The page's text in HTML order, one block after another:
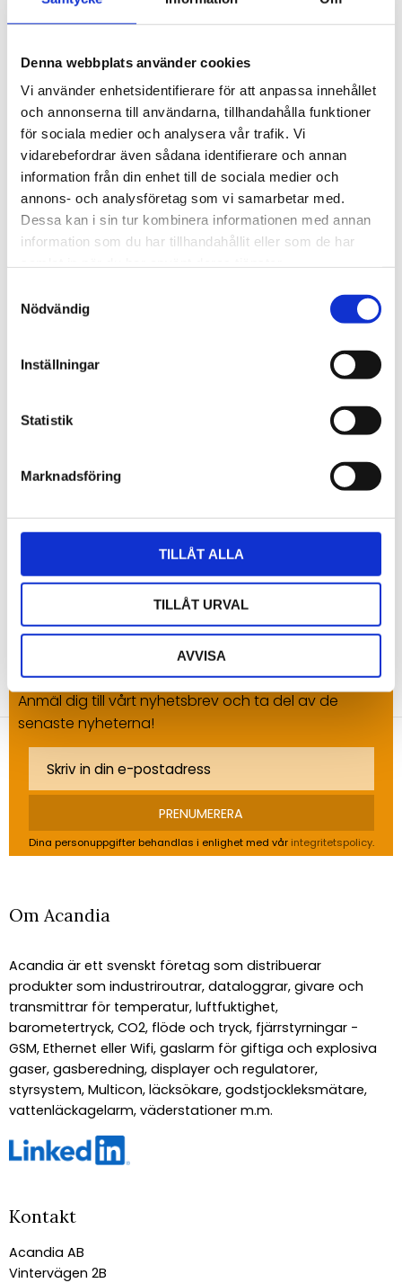
Denna webbplats använder cookies
Vi använder enhetsidentifierare för att anpassa innehållet
och annonserna till användarna, tillhandahålla funktioner
för sociala medier och analysera vår trafik. Vi
vidarebefordrar även sådana identifierare och annan
information från din enhet till de sociala medier och
annons- och analysföretag som vi samarbetar med.
Dessa kan i sin tur kombinera informationen med annan
information som du har tillhandahållit eller som de har
Nödvändig
Inställningar
Statistik
Marknadsföring
TILLÅT ALLA
TILLÅT URVAL
AVVISA
Lifeguard" för automatisk enhetsåterställning och
dina kritiska enheter även under systemunderhåll. Detta
är den ultimata lösningen för stora kontor, skolor och
industriella installationer.
Mer om produkten:EnGenius ECS1552FP Cloud
Managed 740W Gigabit PoE+ Switch
STÄLL EN FRÅGA OM PRODUKTEN
sammanfattning
Omdömen
Bli den första att lämna ett omdöme.
NYHETSBREV
Anmäl dig till vårt nyhetsbrev och ta del av de
senaste nyheterna!
PRENUMERERA
Dina personuppgifter behandlas i enlighet med vår integritetspolicy.
Om Acandia
Acandia är ett svenskt företag som distribuerar
produkter som industriroutrar, dataloggrar, givare och
transmittrar för temperatur, luftfuktighet,
barometertryck, CO2, flöde och tryck, fjärrstyrningar -
GSM, Ethernet eller Wifi, gaslarm för giftiga och explosiva
gaser, gasberedning, displayer och regulatorer,
styrsystem, Multicon, läcksökare, godstjockleksmätare,
vattenläckagelarm, väderstationer m.m.
Kontakt
Acandia AB
Vintervägen 2B